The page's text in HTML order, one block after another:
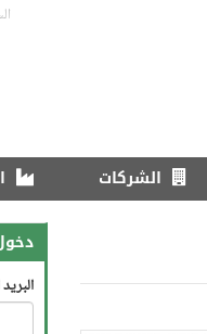
السبت
الشركات